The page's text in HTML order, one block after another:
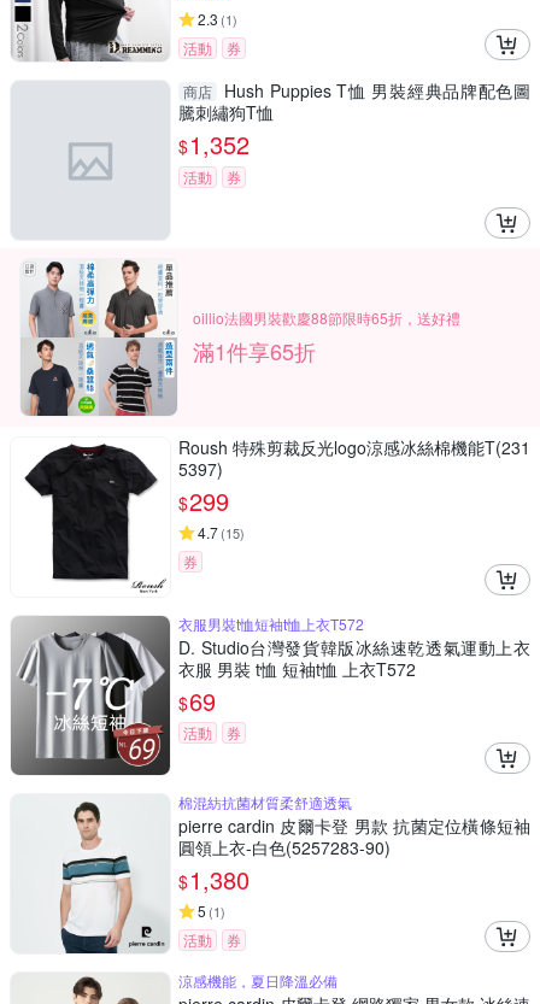
2.3 (1)
活動 券
商店
Hush Puppies T恤 男裝經典品牌配色圖
騰刺繡狗T恤
$1,352
活動 券
oillio法國男裝歡慶88節限時65折，送好禮
滿1件享65折
Roush 特殊剪裁反光logo涼感冰絲棉機能T(231
5397)
$299
4.7(15)
券
衣服男裝t恤短袖t恤上衣T572
D. Studio台灣發貨韓版冰絲速乾透氣運動上衣
衣服 男裝 t恤 短袖t恤 上衣T572
$69
活動 券
棉混紡抗菌材質柔舒適透氣
pierre cardin 皮爾卡登 男款 抗菌定位橫條短袖
圓領上衣-白色(5257283-90)
$1,380
5 (1)
活動
券
涼感機能，夏日降溫必備